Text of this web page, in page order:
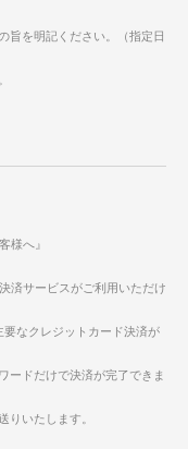
旨を明記ください。（指定日
様へ』
済サービスがご利用いただけ
なクレジットカード決済が
ードだけで決済が完了できま
りいたします。